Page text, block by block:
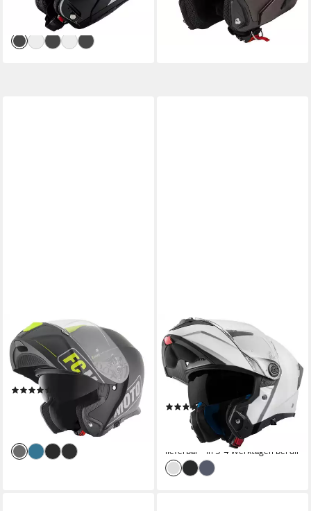
lieferbar - in 3-4 Werktagen bei dir
lieferbar - in 3-4 Werktagen bei dir
FC-MOTO
Motorradhelm Novo Straight
Klapphelm, integriertes
Sonnenvisier
75,49 € 149,95 €
lieferbar - in 3-4 Werktagen bei dir
BOGOTTO
Motorradhelm FF404
Klapphelm, vorbereitet für
für Pinlockschei
(2)
115,49 € 199,95 €
lieferbar - in 3-4 Werktagen bei dir